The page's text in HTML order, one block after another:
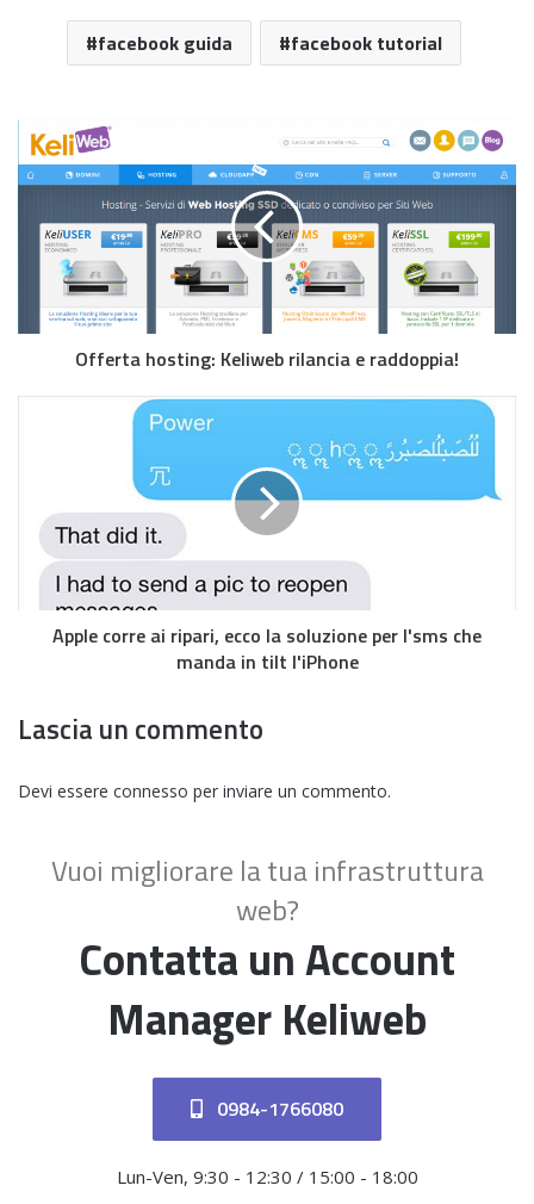
facebook guida facebook tutorial
Offerta hosting: Keliweb rilancia e raddoppia!
Apple corre ai ripari, ecco la soluzione per l'sms che
manda in tilt l'iPhone
Lascia un commento
Devi essere connesso per inviare un commento.
Vuoi migliorare la tua infrastruttura
web?
Contatta un Account
Manager Keliweb
0984-1766080
Lun-Ven, 9:30 - 12:30 / 15:00 - 18:00